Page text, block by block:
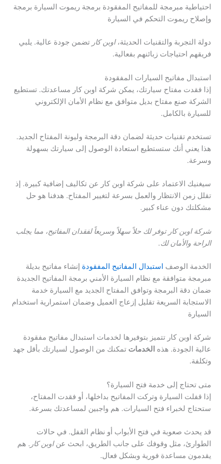
احتياطية مبرمجة للمفاتيح المفقودة برمجة ريموت السيارة برمجة
وإصلاح ريموت التحكم في السيارة
دولة التجربة والتقنيات الحديثة،اوبن كار تضمن جودة عالية. يلبي
فريقهم احتياجات زبائنهم بفعالية.
استبدال مفاتيح السيارات المفقودة
إذا فقدت مفتاح سيارتك، يمكن شركة اوبن كار مساعدتك. تستطيع
الشركة صنع مفتاح بديل متوافق مع نظام الأمان الإلكتروني
للسيارة بالكامل.
تستخدم تقنيات حديثة لضمان دقة البرمجة وليونة المفتاح الجديد.
هذا يعني أنك ستستطيع استعادة الوصول إلى سيارتك بسهولة
وسرعة.
سيغنيك الاعتماد على شركة اوبن كار عن تكاليف إضافية كبيرة. إذ
تقلل زمن الانتظار والعمل بسرعة لتغيير المفتاح. هدفنا هو حل
مشكلتك دون عناء كبير.
شركة اوبن كار توفر لك حلاً سهلاً وسريعاً لفقدان المفاتيح، مما يجلب
الراحة والأمان لك.
الخدمة الوصف استبدال المفاتيح المفقودة إنشاء مفاتيح بديلة
مبرمجة متوافقة مع نظام السيارة الأمني برمجة المفاتيح الجديدة
ضمان دقة البرمجة وتوافق المفتاح الجديد مع السيارة خدمة
الاستجابة السريعة تقليل إزعاج العميل وضمان استمرارية استخدام
السيارة
شركة اوبن كار تتميز بتوفيرها لخدمات استبدال مفاتيح مفقودة
عالية الجودة. هذه الخدمات تمكنك من الوصول لسيارتك بأقل جهد
وتكلفة.
متى تحتاج إلى خدمة فتح السيارة؟
إذا قفلت السيارة وتركت المفاتيح بداخلها، أو فقدت المفتاح،
ستحتاج لخبراء فتح السيارات. هم واجبين لمساعدتك بسرعة.
قد يحدث صعوبة في فتح الأبواب أو نظام القفل. في حالات
الطوارئ، مثل وقوفك على جانب الطريق، ابحث عناوبن كار . هم
يقدمون مساعدة فورية وبشكل فعال.